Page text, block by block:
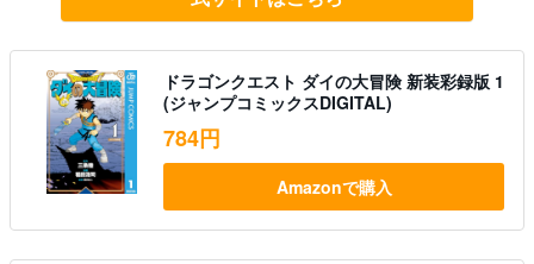
ドラゴンクエスト ダイの大冒険 新装彩録版 1
(ジャンプコミックスDIGITAL)
784円
Amazonで購入